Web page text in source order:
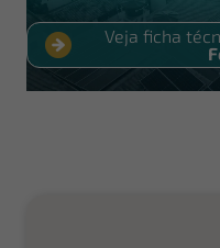
Veja ficha